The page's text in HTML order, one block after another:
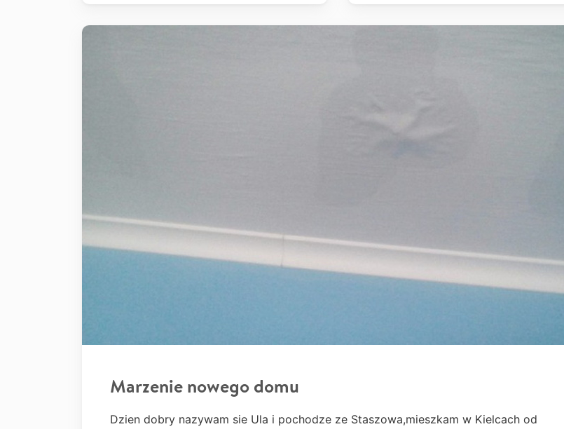
Marzenie nowego domu
Dzien dobry nazywam sie Ula i pochodze ze Staszowa,mieszkam w Kielcach od